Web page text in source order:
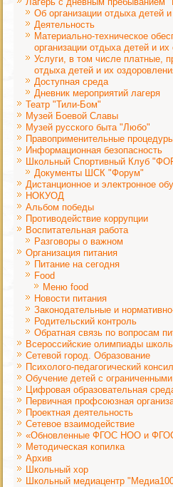
Об организации отдыха детей
Деятельность
Материально-техническое
организации отдыха детей и
Услуги, в том числе платные,
отдыха детей и их
Доступная среда
Дневник мероприятий лагеря
Театр "Тили-Бом"
Музей Боевой Славы
Музей русского быта "Любо"
Правоприменительные
Информационная безопасность
Школьный Спортивный Клуб
Документы ШСК "Форум"
Дистанционное и электронное
НОКУОД
Альбом победы
Противодействие коррупции
Воспитательная работа
Разговоры о важном
Организация питания
Питание на сегодня
Food
Меню food
Новости питания
Законодательные и
Родительский контроль
Обратная связь по вопросам
Всероссийские олимпиады
Сетевой город. Образование
Психолого-педагогический
Обучение детей с
Цифровая образовательная
Первичная профсоюзная
Проектная деятельность
Сетевое взаимодействие
«Обновленные ФГОС НОО и
Методическая копилка
Архив
Школьный хор
Школьный медиацентр